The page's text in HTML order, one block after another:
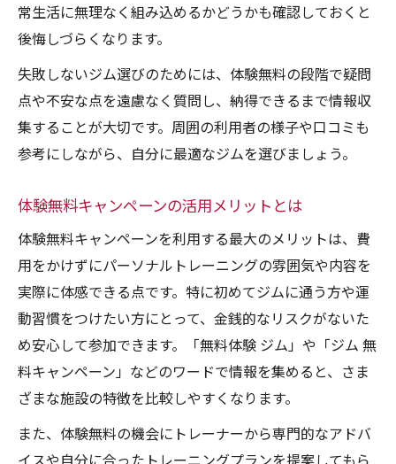
体験無料の際にチェックすべきポイント
ジム体験無料利用のマナーと注意点
体験無料から成功するトレーニング習慣の作り
方
パーソナルトレーニング体験無料で習慣化
スタート
ジム無料体験後のモチベーション維持法
体験無料利用者の成功事例とコツ
パーソナルトレーニング体験無料で無理な
く継続
常生活に無理なく組み込めるかどうかも確認しておくと
後悔しづらくなります。
失敗しないジム選びのためには、体験無料の段階で疑問
点や不安な点を遠慮なく質問し、納得できるまで情報収
集することが大切です。周囲の利用者の様子や口コミも
参考にしながら、自分に最適なジムを選びましょう。
体験無料キャンペーンの活用メリットとは
体験無料キャンペーンを利用する最大のメリットは、費
用をかけずにパーソナルトレーニングの雰囲気や内容を
実際に体感できる点です。特に初めてジムに通う方や運
動習慣をつけたい方にとって、金銭的なリスクがないた
め安心して参加できます。「無料体験 ジム」や「ジム 無
料キャンペーン」などのワードで情報を集めると、さま
ざまな施設の特徴を比較しやすくなります。
また、体験無料の機会にトレーナーから専門的なアドバ